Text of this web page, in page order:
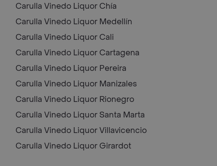
Carulla Vinedo Liquor Chía
Carulla Vinedo Liquor Medellín
Carulla Vinedo Liquor Cali
Carulla Vinedo Liquor Cartagena
Carulla Vinedo Liquor Pereira
Carulla Vinedo Liquor Manizales
Carulla Vinedo Liquor Rionegro
Carulla Vinedo Liquor Santa Marta
Carulla Vinedo LiquorVillavicencio
Carulla Vinedo Liquor Girardot